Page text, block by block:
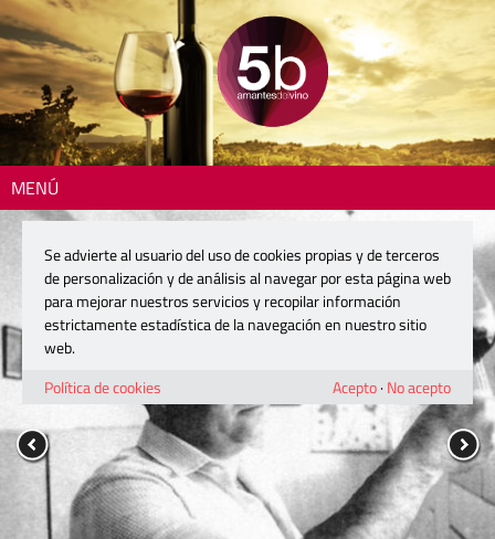
MENÚ
Se advierte al usuario del uso de cookies propias y de terceros
de personalización y de análisis al navegar por esta página web
para mejorar nuestros servicios y recopilar información
estrictamente estadística de la navegación en nuestro sitio
web.
Política de cookies
Acepto· No acepto